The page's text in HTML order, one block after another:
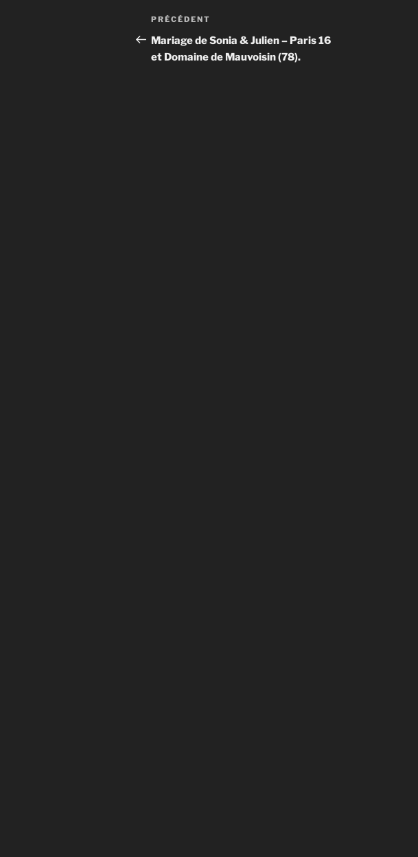
Navigation
de
l’article
Article
précédent
PRÉCÉDENT
Mariage de Sonia & Julien – Paris 16
et Domaine de Mauvoisin (78).